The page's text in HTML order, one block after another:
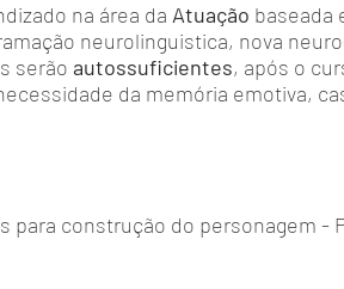
na área da Atuação baseada
neurolinguistica, nova
serão autossuficientes, após o
da memória emotiva,
para construção do personagem -